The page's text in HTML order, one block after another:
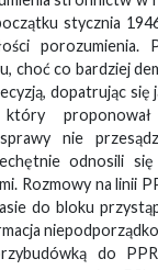
stycznia
porozumienia.
choć co bardziej
dopatrując
proponował
nie
odnosili
Rozmowy na linii
do bloku
do